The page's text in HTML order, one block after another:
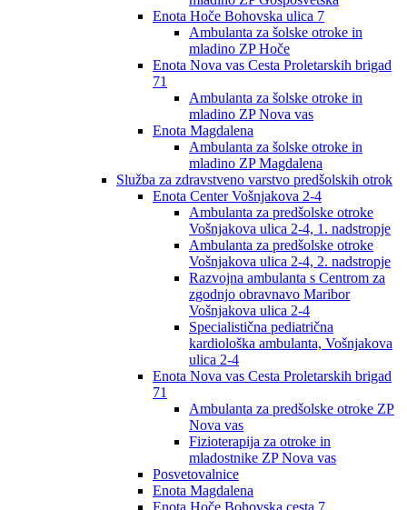
Enota Hoče Bohovska ulica 7
Ambulanta za šolske otroke in
mladino ZP Hoče
Enota Nova vas Cesta Proletarskih brigad
71
Ambulanta za šolske otroke in
mladino ZP Nova vas
Enota Magdalena
Ambulanta za šolske otroke in
mladino ZP Magdalena
Služba za zdravstveno varstvo predšolskih otrok
Enota Center Vošnjakova 2-4
Ambulanta za predšolske otroke
Vošnjakova ulica 2-4, 1. nadstropje
Ambulanta za predšolske otroke
Vošnjakova ulica 2-4, 2. nadstropje
Razvojna ambulanta s Centrom za
zgodnjo obravnavo Maribor
Vošnjakova ulica 2-4
Specialistična pediatrična
kardiološka ambulanta, Vošnjakova
ulica 2-4
Enota Nova vas Cesta Proletarskih brigad
71
Ambulanta za predšolske otroke ZP
Nova vas
Fizioterapija za otroke in
mladostnike ZP Nova vas
Posvetovalnice
Enota Magdalena
Enota Hoče Bohovska cesta 7